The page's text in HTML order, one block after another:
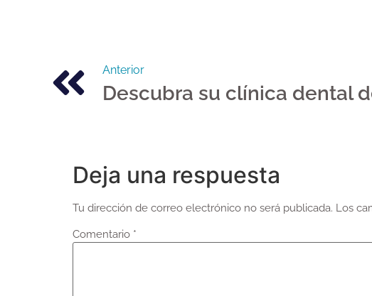
Anterior
Deja una respuesta
Tu dirección de correo electrónico no será publicada. Los
Comentario *